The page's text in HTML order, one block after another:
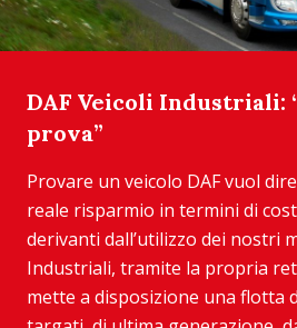
DAF Veicoli Industriali:
prova”
Provare un veicolo DAF vuol
reale risparmio in termini di
derivanti dall’utilizzo dei nostri
Industriali, tramite la propria
mette a disposizione una flotta